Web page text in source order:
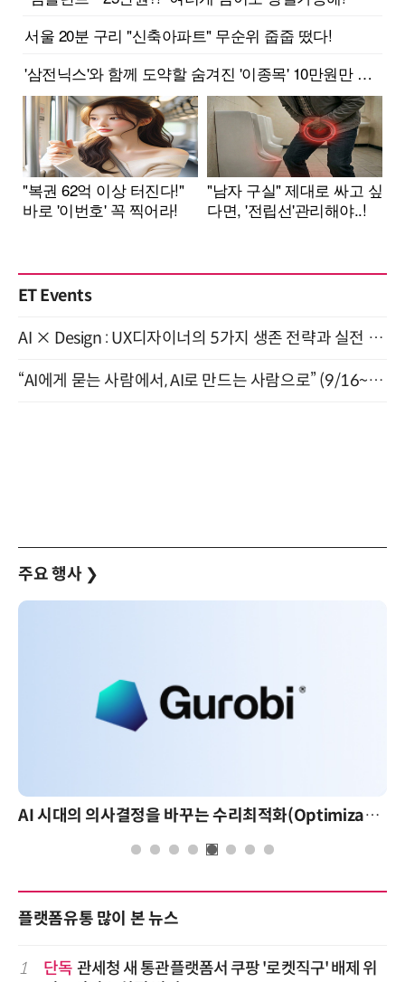
ET Events
AI × Design : UX디자이너의 5가지 생존 전략과 실전 대응 8월 28일 개최
“AI에게 묻는 사람에서, AI로 만드는 사람으로” (9/16~17)
주요 행사 ❯
AI 시대의 의사결정을 바꾸는 수리최적화(Optimization): 실제 산업 적용 사례와 활용 전략
플랫폼유통 많이 본 뉴스
1 단독 관세청 새 통관플랫폼서 쿠팡 '로켓직구' 배제 위